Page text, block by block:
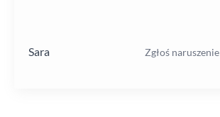
Sara Zgłoś naruszenie